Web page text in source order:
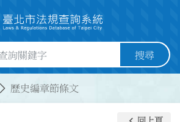
字欄位 搜尋
歷史編章節條文